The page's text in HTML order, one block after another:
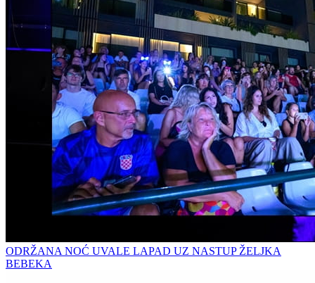
ODRŽANA NOĆ UVALE LAPAD UZ NASTUP ŽELJKA
BEBEKA